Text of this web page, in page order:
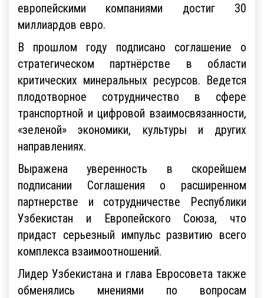
европейскими компаниями достиг 30
миллиардов евро.
В прошлом году подписано соглашение о
стратегическом партнёрстве в области
критических минеральных ресурсов. Ведется
плодотворное сотрудничество в сфере
транспортной и цифровой взаимосвязанности,
«зеленой» экономики, культуры и других
направлениях.
Выражена уверенность в скорейшем
подписании Соглашения о расширенном
партнерстве и сотрудничестве Республики
Узбекистан и Европейского Союза, что
придаст серьезный импульс развитию всего
комплекса взаимоотношений.
Лидер Узбекистана и глава Евросовета также
обменялись мнениями по вопросам